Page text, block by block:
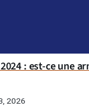
: est-ce une
2026